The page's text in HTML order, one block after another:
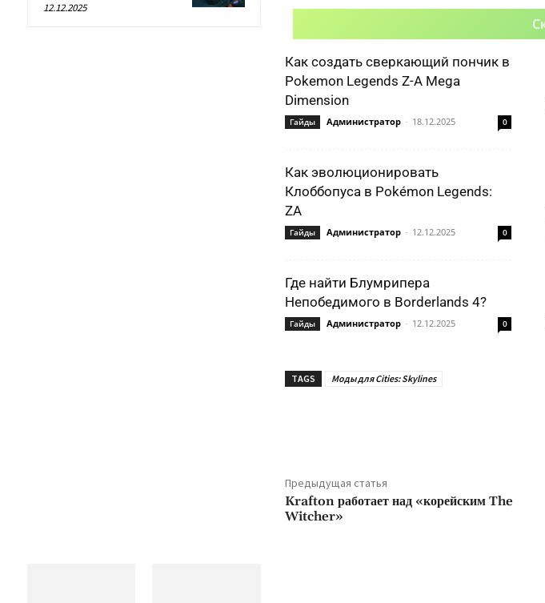
12.12.2025
Как создать сверкающий пончик в
Pokemon Legends Z-A Mega
Dimension
Гайды Администратор - 18.12.2025 0
Как эволюционировать
Клоббопуса в Pokémon Legends:
ZA
Гайды Администратор - 12.12.2025 0
Где найти Блумрипера
Непобедимого в Borderlands 4?
Гайды Администратор - 12.12.2025 0
TAGS Моды для Cities: Skylines
Предыдущая статья
Krafton работает над «корейским The
Witcher»